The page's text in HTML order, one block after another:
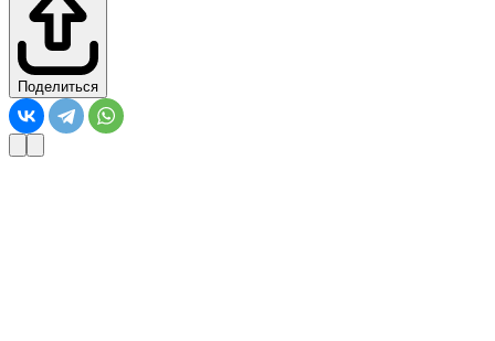
Поделиться